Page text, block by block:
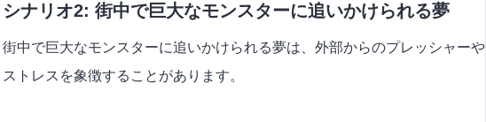
シナリオ2: 街中で巨大なモンスターに追いかけられる夢
街中で巨大なモンスターに追いかけられる夢は、外部からのプレッシャーや
ストレスを象徴することがあります。